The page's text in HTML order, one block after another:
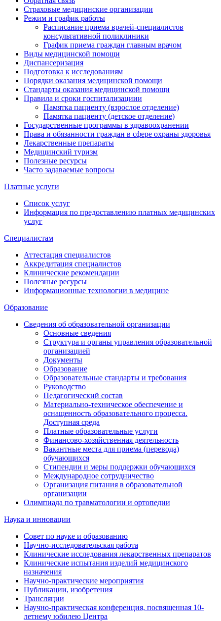
Страховые медицинские организации
Режим и график работы
Расписание приема врачей-специалистов
консультативной поликлиники
График приема граждан главным врачом
Виды медицинской помощи
Диспансеризация
Подготовка к исследованиям
Порядки оказания медицинской помощи
Стандарты оказания медицинской помощи
Правила и сроки госпитализациии
Памятка пациенту (взрослое отделение)
Памятка пациенту (детское отделение)
Государственные программы в здравоохранении
Права и обязанности граждан в сфере охраны здоровья
Лекарственные препараты
Медицинский туризм
Полезные ресурсы
Часто задаваемые вопросы
Платные услуги
Список услуг
Информация по предоставлению платных медицинских
услуг
Специалистам
Аттестация специалистов
Аккредитация специалистов
Клинические рекомендации
Полезные ресурсы
Информационные технологии в медицине
Образование
Сведения об образовательной организации
Основные сведения
Структура и органы управления образовательной
организацией
Документы
Образование
Образовательные стандарты и требования
Руководство
Педагогический состав
Материально-техническое обеспечение и
оснащенность образовательного процесса.
Доступная среда
Платные образовательные услуги
Финансово-хозяйственная деятельность
Вакантные места для приема (перевода)
обучающихся
Стипендии и меры поддержки обучающихся
Международное сотрудничество
Организация питания в образовательной
организации
Олимпиада по травматологии и ортопедии
Наука и инновации
Совет по науке и образованию
Научно-исследовательская работа
Клинические исследования лекарственных препаратов
Клинические испытания изделий медицинского
назначения
Научно-практические мероприятия
Публикации, изобретения
Трансляции
Научно-практическая конференция, посвященная 10-
летнему юбилею Центра